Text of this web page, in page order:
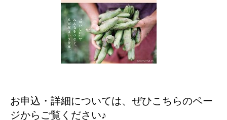
お申込・詳細については、ぜひこちらのペー
ジからご覧ください♪